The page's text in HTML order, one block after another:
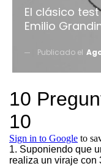
El clásico
Emilio
Publicado el